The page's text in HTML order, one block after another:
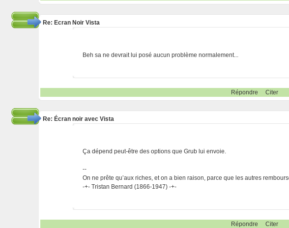
Re: Ecran Noir Vista
Beh sa ne devrait lui posé aucun problème normalement...
Répondre Citer
Re: Écran noir avec Vista
Ça dépend peut-être des options que Grub lui envoie.
--
On ne prête qu’aux riches, et on a bien raison, parce que les autres
-+- Tristan Bernard (1866-1947) -+-
Répondre Citer